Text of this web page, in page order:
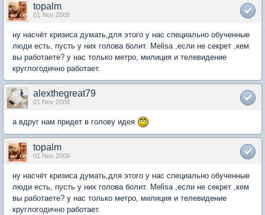
topalm
01 Nov 2008
ну насчёт кризиса думать,для этого у нас специально обученные
люди есть, пусть у них голова болит. Melisa ,если не секрет ,кем
вы работаете? у нас только метро, милиция и телевидение
круглогодично работает.
alexthegreat79
01 Nov 2008
а вдруг нам придет в голову идея
topalm
01 Nov 2008
ну насчёт кризиса думать,для этого у нас специально обученные
люди есть, пусть у них голова болит. Melisa ,если не секрет ,кем
вы работаете? у нас только метро, милиция и телевидение
круглогодично работает.